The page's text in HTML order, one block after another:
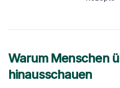
Warum Menschen
hinausschauen